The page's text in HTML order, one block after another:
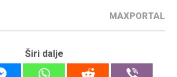
MAXPORTAL
Širi dalje